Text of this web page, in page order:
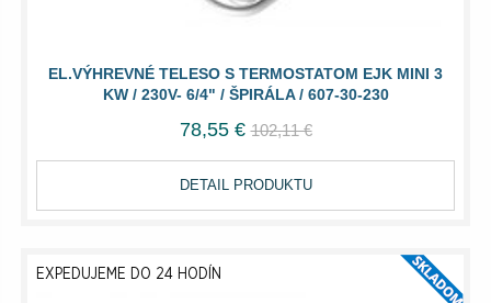
EL.VÝHREVNÉ TELESO S TERMOSTATOM EJK MINI 3
KW / 230V- 6/4" / ŠPIRÁLA / 607-30-230
78,55 € 102,11 €
DETAIL PRODUKTU
EXPEDUJEME DO 24 HODÍN